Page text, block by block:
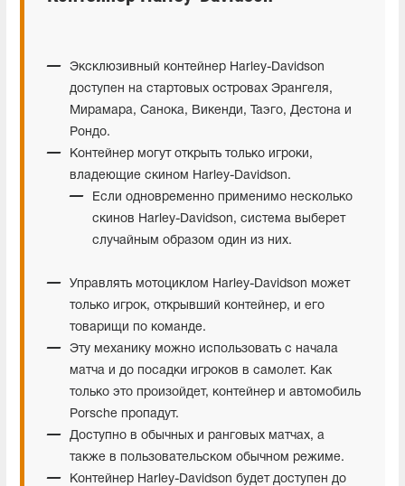
Эксклюзивный контейнер Harley-Davidson
доступен на стартовых островах Эрангеля,
Мирамара, Санока, Викенди, Таэго, Дестона и
Рондо.
Контейнер могут открыть только игроки,
владеющие скином Harley-Davidson.
Если одновременно применимо несколько
скинов Harley-Davidson, система выберет
случайным образом один из них.
Управлять мотоциклом Harley-Davidson может
только игрок, открывший контейнер, и его
товарищи по команде.
Эту механику можно использовать с начала
матча и до посадки игроков в самолет. Как
только это произойдет, контейнер и автомобиль
Porsche пропадут.
Доступно в обычных и ранговых матчах, а
также в пользовательском обычном режиме.
Контейнер Harley-Davidson будет доступен до